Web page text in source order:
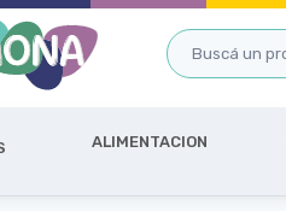
ALIMENTACION